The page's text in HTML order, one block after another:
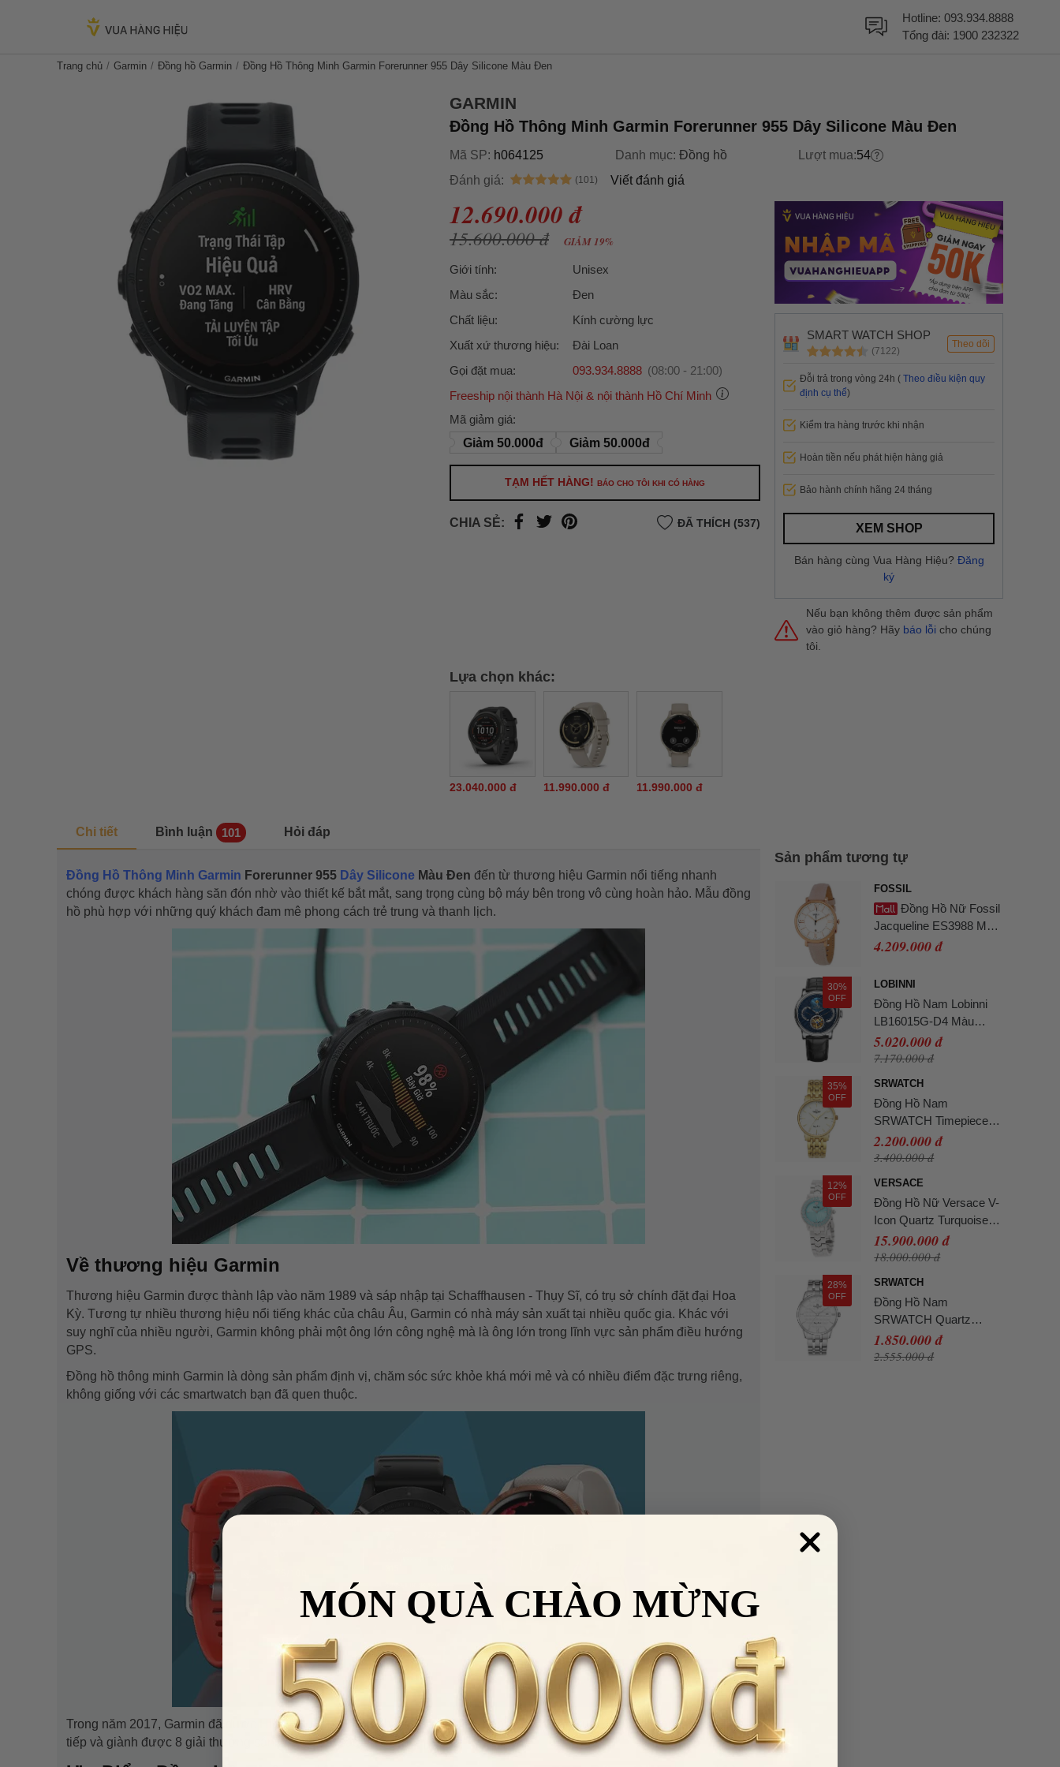
Hotline: 093.934.8888
Tổng đài: 1900 232322
Trang chủ Garmin Đồng hồ Garmin Đồng Hồ Thông Minh Garmin Forerunner 955 Dây Silicone Màu Đen
GARMIN
Đồng Hồ Thông Minh Garmin Forerunner 955 Dây Silicone Màu Đen
Mã SP: h064125 Danh mục: Đồng hồ Lượt mua:54
Đánh giá:
Viết đánh giá
12.690.000 đ
15.600.000 đ GIẢM 19%
Giới tính:
Unisex
Màu sắc:
Đen
Chất liệu:
Kính cường lực
Xuất xứ thương hiệu:
Đài Loan
Gọi đặt mua:
093.934.8888 (08:00 - 21:00)
Freeship nội thành Hà Nội & nội thành Hồ Chí Minh
Ưu đãi dành cho bạn
Miễn phí giao hàng30.000đcho đơn hàng từ
Hồ Chí Minh).
thành
Hồ Chí Minh
trong ngày hoặc Đơn hàng giao hỏa tốc theo yêu cầu
Mã giảm giá:
Giảm 50.000đ
Giảm 50.000đ
VUA HÀNG HIỆU
NhậpVHHWATCH0662để giảm
50.000đcho đơn hàng giá trị từ
2.000.000đ
Áp dụng cho sản phẩm danh mục
Đồng
hồ
LẤY MÃ
Điều kiện
TẠM HẾT HÀNG! BÁO CHO TÔI KHI CÓ HÀNG
CHIA SẺ: ĐÃ THÍCH (537)
Lựa chọn khác:
23.040.000 đ 11.990.000 đ 11.990.000 đ
Chi tiết Bình luận 101 Hỏi đáp
Đồng Hồ Thông Minh Garmin Forerunner 955 Dây Silicone Màu Đen đến từ thương hiệu Garmin nổi tiếng nhanh
chóng được khách hàng săn đón nhờ vào thiết kế bắt mắt, sang trọng cùng bộ máy bên trong vô cùng hoàn hảo. Mẫu đồng
hồ phù hợp với những quý khách đam mê phong cách trẻ trung và thanh lịch.
Về thương hiệu Garmin
Thương hiệu Garmin được thành lập vào năm 1989 và sáp nhập tại Schaffhausen - Thụy Sĩ, có trụ sở chính đặt đại Hoa
Kỳ. Tương tự nhiều thương hiệu nổi tiếng khác của châu Âu, Garmin có nhà máy sản xuất tại nhiều quốc gia. Khác với
suy nghĩ của nhiều người, Garmin không phải một ông lớn công nghệ mà là ông lớn trong lĩnh vực sản phẩm điều hướng
GPS.
Đồng hồ thông minh Garmin là dòng sản phẩm định vị, chăm sóc sức khỏe khá mới mẻ và có nhiều điểm đặc trưng riêng,
không giống với các smartwatch bạn đã quen thuộc.
Trong năm 2017, Garmin đã được Hiệp hội điện tử hàng hải quốc gia vinh danh là nhà sản xuất của năm trong 3 năm liên
tiếp và giành được 8 giải thưởng sản phẩm xuất sắc.
Sản phẩm tương tự
FOSSIL
Đồng Hồ Nữ Fossil
Jacqueline ES3988 Màu
Hồng Trắng
4.209.000 đ
30%
OFF
LOBINNI
Đồng Hồ Nam Lobinni
LB16015G-D4 Màu
Xanh Đen
5.020.000 đ
7.170.000 đ
35%
OFF
SRWATCH
Đồng Hồ Nam
SRWATCH Timepiece
Watch SG1072.1402TE
Màu Vàng Gold
2.200.000 đ
3.400.000 đ
12%
OFF
VERSACE
Đồng Hồ Nữ Versace V-
Icon Quartz Turquoise
Dial Ladies Watch
VEUCA0324 Màu Xanh
15.900.000 đ
18.000.000 đ
28%
OFF
SRWATCH
Đồng Hồ Nam
SRWATCH Quartz
Watch SG1071.1102TE
Màu Bạc
1.850.000 đ
2.555.000 đ
SMART WATCH SHOP
(7122)
Theo dõi
Đỗi trả trong vòng 24h ( Theo điều kiện quy
định cụ thể)
Kiểm tra hàng trước khi nhận
Hoàn tiền nếu phát hiện hàng giả
Bảo hành chính hãng 24 tháng
XEM SHOP
Bán hàng cùng Vua Hàng Hiệu? Đăng
ký
Nếu bạn không thêm được sản phẩm
vào giỏ hàng? Hãy báo lỗi cho chúng
tôi.
MÓN QUÀ CHÀO MỪNG